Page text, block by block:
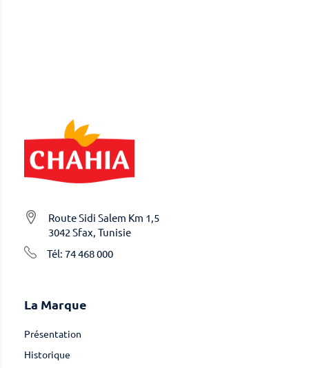
Route Sidi Salem Km 1,5
3042 Sfax, Tunisie
Tél: 74 468 000
La Marque
Présentation
Historique